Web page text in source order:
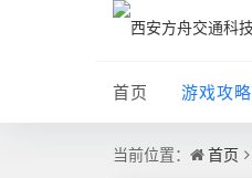
首页 游戏攻略
当前位置： 首页